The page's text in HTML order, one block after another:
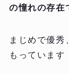
の憧れの存在
まじめで優秀
もっています